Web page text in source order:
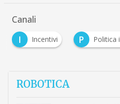
Canali
I
Incentivi P Politica
ROBOTICA